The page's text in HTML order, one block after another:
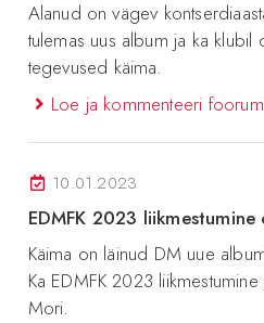
Alanud on vägev
tulemas uus album ja ka klubil
tegevused käima.
Loe ja kommenteeri
10.01.2023
EDMFK 2023 liikmestumine
Käima on läinud DM uue
Ka EDMFK 2023
Mori.